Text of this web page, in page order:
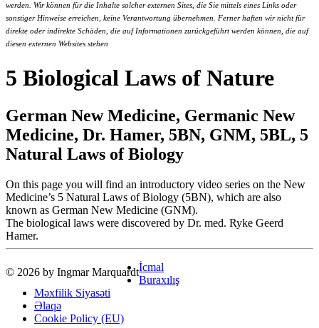
werden. Wir können für die Inhalte solcher externen Sites, die Sie mittels eines Links oder
sonstiger Hinweise erreichen, keine Verantwortung übernehmen. Ferner haften wir nicht für
direkte oder indirekte Schäden, die auf Informationen zurückgeführt werden können, die auf
diesen externen Websites stehen
5 Biological Laws of Nature
German New Medicine, Germanic New
Medicine, Dr. Hamer, 5BN, GNM, 5BL, 5
Natural Laws of Biology
On this page you will find an introductory video series on the New
Medicine’s 5 Natural Laws of Biology (5BN), which are also
known as German New Medicine (GNM).
The biological laws were discovered by Dr. med. Ryke Geerd
Hamer.
© 2026 by Ingmar Marquardtİcmal
Buraxılış
Məxfilik Siyasəti
Əlaqə
Cookie Policy (EU)